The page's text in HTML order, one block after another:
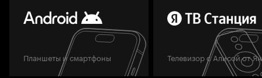
Планшеты и смартфоны Телевизор с Алисой от